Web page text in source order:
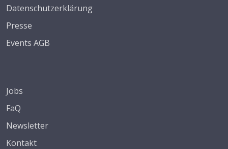
Datenschutzerklärung
Presse
Events AGB
Jobs
FaQ
Newsletter
Kontakt